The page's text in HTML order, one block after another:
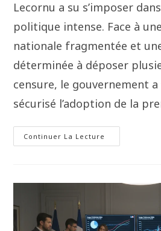
Lecornu a su s’imposer
politique intense. Face à
nationale fragmentée et
déterminée à déposer
censure, le gouvernement
sécurisé l’adoption de la
Continuer La Lecture